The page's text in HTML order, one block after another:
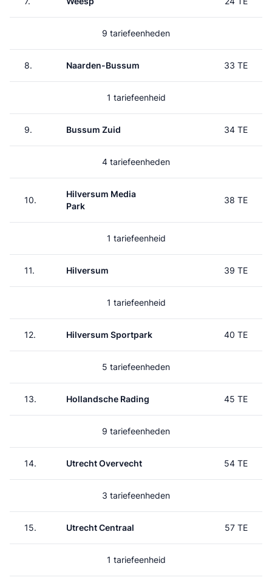
9 tariefeenheden
8. Naarden-Bussum 33 TE
1 tariefeenheid
9. Bussum Zuid 34 TE
4 tariefeenheden
10.
Hilversum Media
Park
38 TE
1 tariefeenheid
11. Hilversum 39 TE
1 tariefeenheid
12. Hilversum Sportpark 40 TE
5 tariefeenheden
13. Hollandsche Rading 45 TE
9 tariefeenheden
14. Utrecht Overvecht 54 TE
3 tariefeenheden
15. Utrecht Centraal 57 TE
1 tariefeenheid